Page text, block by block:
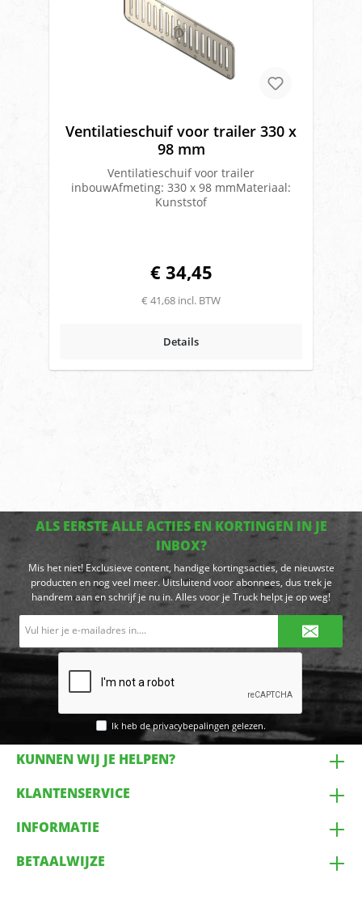
Ventilatieschuif voor trailer 330 x
98 mm
Ventilatieschuif voor trailer
inbouwAfmeting: 330 x 98 mmMateriaal:
Kunststof
€ 34,45
€ 41,68 incl. BTW
Details
ALS EERSTE ALLE ACTIES EN KORTINGEN IN JE
INBOX?
Mis het niet! Exclusieve content, handige kortingsacties, de nieuwste
producten en nog veel meer. Uitsluitend voor abonnees, dus trek je
handrem aan en schrijf je nu in. Alles voor je Truck helpt je op weg!
Ik heb deprivacybepalingen gelezen.
KUNNEN WIJ JE HELPEN?
KLANTENSERVICE
INFORMATIE
BETAALWIJZE